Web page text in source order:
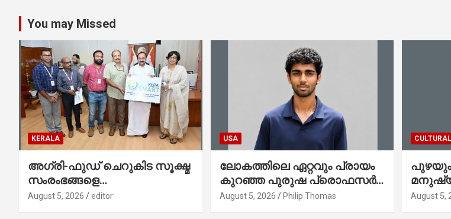
You may Missed
KERALA
അഗ്രി-ഫുഡ് ചെറുകിട സൂക്ഷ്മ
സംരംഭങ്ങളെ
ശക്തിപ്പെടുത്താന്‍ ‘സ്മാര്‍ട്ട്’
August 5, 2026 editor
USA
ലോകത്തിലെ ഏറ്റവും പ്രായം
കുറഞ്ഞ പുരുഷ പ്രൊഫസർ
ഇനി അമേരിക്കൻ മലയാളി
August 5, 2026 Philip Thomas August 5,